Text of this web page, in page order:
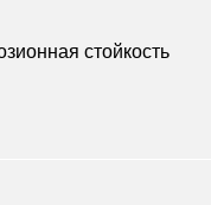
стойкость